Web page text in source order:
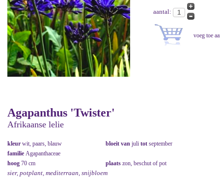
aantal:
Agapanthus 'Twister'
Afrikaanse lelie
kleur wit, paars, blauw bloeit van juli tot september
familie Agapanthaceae
hoog 70 cm plaats zon, beschut of pot
sier, potplant, mediterraan, snijbloem